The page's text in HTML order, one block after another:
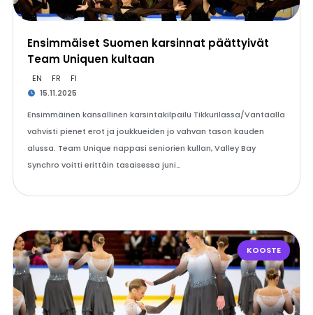
Ensimmäiset Suomen karsinnat päättyivät
Team Uniquen kultaan
EN FR FI
15.11.2025
Ensimmäinen kansallinen karsintakilpailu Tikkurilassa/Vantaalla
vahvisti pienet erot ja joukkueiden jo vahvan tason kauden
alussa. Team Unique nappasi seniorien kullan, Valley Bay
Synchro voitti erittäin tasaisessa juni…
KOOSTE